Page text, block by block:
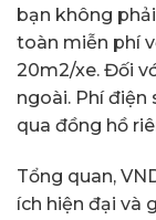
bạn không
toàn miễn phí
20m2/xe. Đối
ngoài. Phí
qua đồng hồ
Tổng quan,
ích hiện đại và